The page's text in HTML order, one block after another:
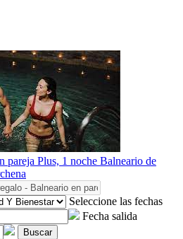
Seleccione las fechas
Fecha salida
Buscar